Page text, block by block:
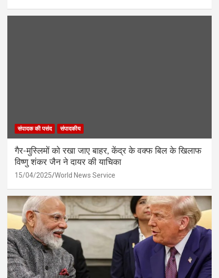
संपादक की पसंद संपादकीय
गैर-मुस्लिमों को रखा जाए बाहर, केंद्र के वक्फ बिल के खिलाफ
विष्णु शंकर जैन ने दायर की याचिका
15/04/2025 World News Service